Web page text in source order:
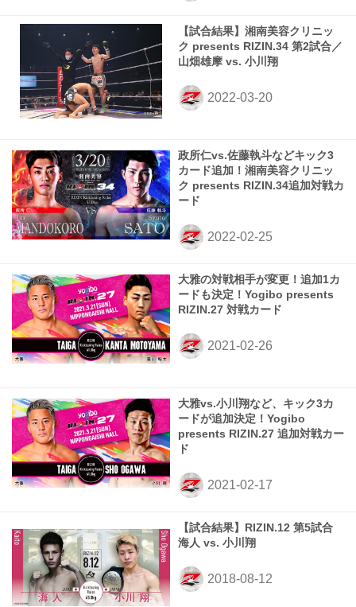
【試合結果】湘南美容クリニッ
ク presents RIZIN.34 第2試合／
山畑雄摩 vs. 小川翔
政所仁vs.佐藤執斗などキック3
カード追加！湘南美容クリニッ
ク presents RIZIN.34追加対戦カ
ード
大雅の対戦相手が変更！追加1カ
ードも決定！Yogibo presents
RIZIN.27 対戦カード
大雅vs.小川翔など、キック3カ
ードが追加決定！Yogibo
presents RIZIN.27 追加対戦カー
ド
【試合結果】RIZIN.12 第5試合
海人 vs. 小川翔